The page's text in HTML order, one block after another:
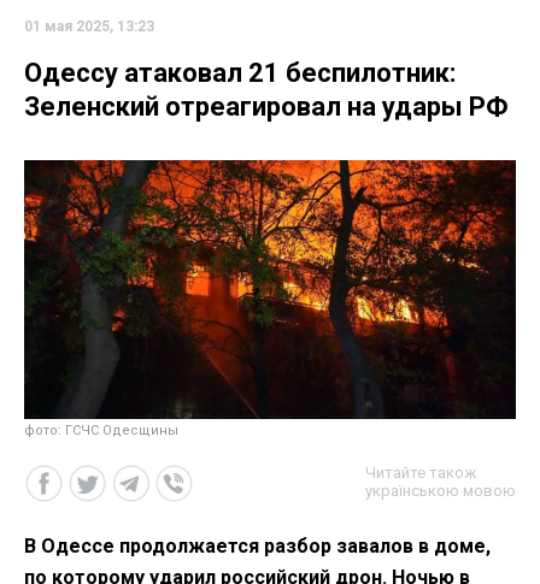
01 мая 2025, 13:23
Одессу атаковал 21 беспилотник:
Зеленский отреагировал на удары РФ
фото: ГСЧС Одесщины
Читайте також
українською мовою
В Одессе продолжается разбор завалов в доме,
по которому ударил российский дрон. Ночью в